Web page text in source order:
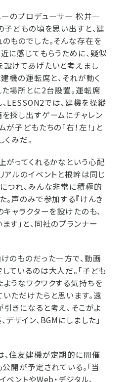
ーのプロデューサー 松井一
子どもの頃を思い出すと、建
ものでした。そんな存在を
に感じてもらうために、疑似
けてあげたいと考えまし
建機の運転席と、それが動く
場所とに2台設置。運転席
LESSON2では、建機を操縦
探し出すゲームにチャレン
子どもたちの「右！左！」と
くみだ。
がってくれるかなという心配
アルのイベントと根幹は同じ
つれ、みんな非常に積極的
。声のみで参加する『けんき
キャラクターを設けたのも、
す」と、同社のプランナー
のものだった一方で、動画
ているのは大人だ。「子ども
うなワクワクする気持ちを
ただけたらと思います。遠
きになると考え、そこがよ
デザイン、BGMにしました」
住友建機が定期的に開催
公開が予定されている。「当
ベントやWeb・デジタル、